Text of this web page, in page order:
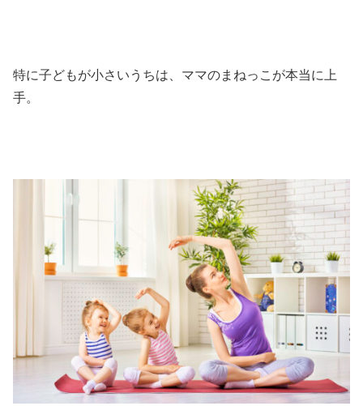
特に子どもが小さいうちは、ママのまねっこが本当に上
手。